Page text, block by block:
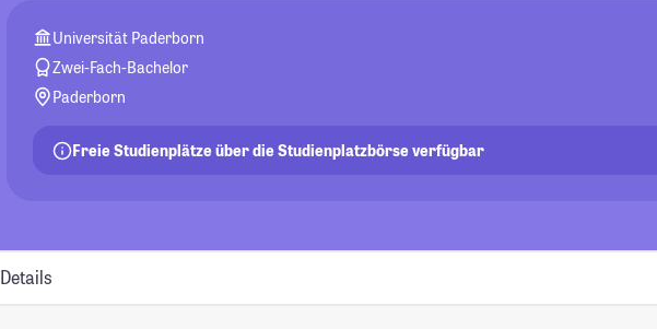
Universität Paderborn
Zwei-Fach-Bachelor
Paderborn
Freie Studienplätze über die Studienplatzbörse verfügbar
Details